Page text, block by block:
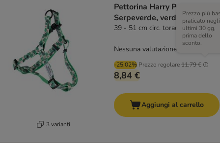
3 varianti
Pettorina Harry Potter
Serpeverde, verde
39 - 51 cm circ. torace
-25.02% Prezzo regolare11,79 €
Prezzo più
praticato negli
ultimi 30 gg,
prima dello
sconto.
8,84 €
Nessuna valutazione
Aggiungi al carrello